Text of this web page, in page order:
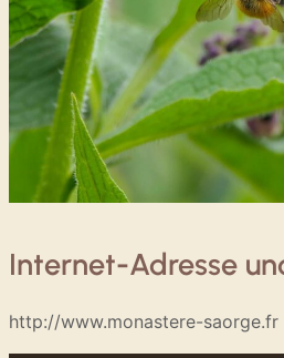
Internet-Adresse
http://www.monastere-saorge.fr